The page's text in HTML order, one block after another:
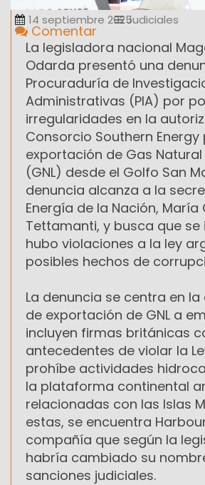
14 septiembre 2025Judiciales
Comentar
La legisladora nacional
Odarda presentó una
Procuraduría de
Administrativas (PIA) por
irregularidades en la
Consorcio Southern Energy
exportación de Gas Natural
(GNL) desde el Golfo San
denuncia alcanza a la
Energía de la Nación, María
Tettamanti, y busca que se
hubo violaciones a la ley
posibles hechos de
La denuncia se centra en
de exportación de GNL a
incluyen firmas británicas
antecedentes de violar la
prohíbe actividades
la plataforma continental
relacionadas con las Islas
estas, se encuentra
compañía que según la
habría cambiado su
sanciones judiciales.